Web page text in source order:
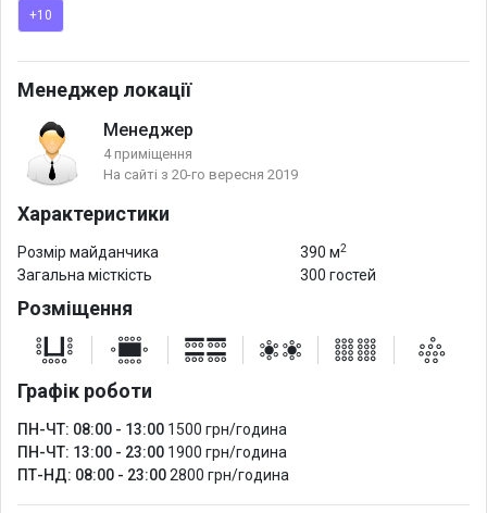
-Party room 50m2
-Професійне аудіо обладнання та освітлення
-Кейтеринг та напої
-Декорації та атмосфера, яка створить незабутній настрій
-Професійний фотограф щоб зафіксувати всі найкращі миті
вашої вечірки
-Ді-джей та ведучий які не дадуть сидіти на місці
В оренду входить:
-сценічне світло
-меблі для посадки
-клінінг стандартний
+10
Менеджер локації
Менеджер
4 приміщення
На сайті з 20-го вересня 2019
Характеристики
Розмір майданчика 390 м2
Загальна місткість 300 гостей
Розміщення
Графік роботи
ПН-ЧТ: 08:00 - 13:00 1500 грн/година
ПН-ЧТ: 13:00 - 23:00 1900 грн/година
ПТ-НД: 08:00 - 23:002800 грн/година